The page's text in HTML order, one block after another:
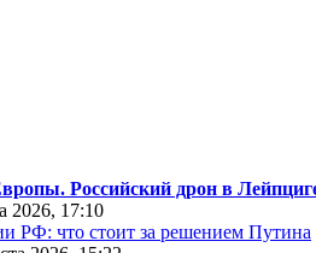
Российский дрон в
2026, 17:10
РФ: что стоит за решением Путина